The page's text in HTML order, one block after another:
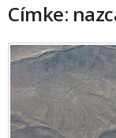
Címke: